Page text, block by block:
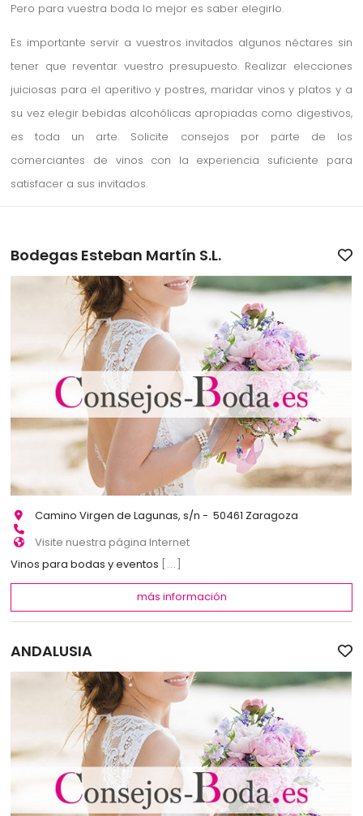
Pero para vuestra boda lo mejor es saber elegirlo.
Es importante servir a vuestros invitados algunos néctares sin
tener que reventar vuestro presupuesto. Realizar elecciones
juiciosas para el aperitivo y postres, maridar vinos y platos y a
su vez elegir bebidas alcohólicas apropiadas como digestivos,
es toda un arte. Solicite consejos por parte de los
comerciantes de vinos con la experiencia suficiente para
satisfacer a sus invitados.
Bodegas Esteban Martín S.L.
Camino Virgen de Lagunas, s/n - 50461 Zaragoza
Visite nuestra página Internet
Vinos para bodas y eventos [...]
más información
ANDALUSIA